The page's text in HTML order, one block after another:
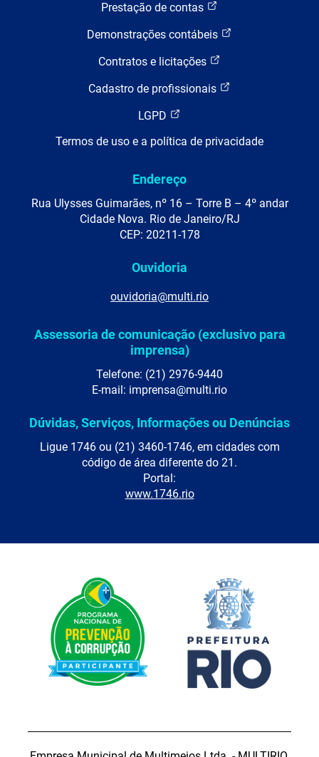
Prestação de contas
Demonstrações contábeis
Contratos e licitações
Cadastro de profissionais
LGPD
Termos de uso e a política de privacidade
Endereço
Rua Ulysses Guimarães, nº 16 – Torre B – 4º andar
Cidade Nova. Rio de Janeiro/RJ
CEP: 20211-178
Ouvidoria
ouvidoria@multi.rio
Assessoria de comunicação (exclusivo para
imprensa)
Telefone: (21) 2976-9440
E-mail: imprensa@multi.rio
Dúvidas, Serviços, Informações ou Denúncias
Ligue 1746 ou (21) 3460-1746, em cidades com
código de área diferente do 21.
Portal:
www.1746.rio